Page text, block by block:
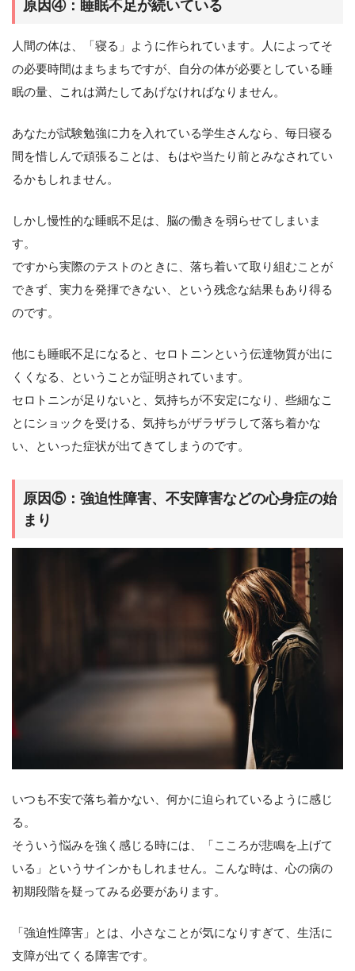
原因④：睡眠不足が続いている
人間の体は、「寝る」ように作られています。人によってそ
の必要時間はまちまちですが、自分の体が必要としている睡
眠の量、これは満たしてあげなければなりません。
あなたが試験勉強に力を入れている学生さんなら、毎日寝る
間を惜しんで頑張ることは、もはや当たり前とみなされてい
るかもしれません。
しかし慢性的な睡眠不足は、脳の働きを弱らせてしまいま
す。
ですから実際のテストのときに、落ち着いて取り組むことが
できず、実力を発揮できない、という残念な結果もあり得る
のです。
他にも睡眠不足になると、セロトニンという伝達物質が出に
くくなる、ということが証明されています。
セロトニンが足りないと、気持ちが不安定になり、些細なこ
とにショックを受ける、気持ちがザラザラして落ち着かな
い、といった症状が出てきてしまうのです。
原因⑤：強迫性障害、不安障害などの心身症の始
まり
いつも不安で落ち着かない、何かに迫られているように感じ
る。
そういう悩みを強く感じる時には、「こころが悲鳴を上げて
いる」というサインかもしれません。こんな時は、心の病の
初期段階を疑ってみる必要があります。
「強迫性障害」とは、小さなことが気になりすぎて、生活に
支障が出てくる障害です。